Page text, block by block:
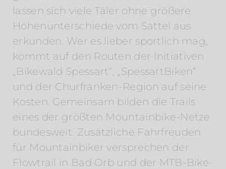
lassen sich viele Täler ohne größere
Höhenunterschiede vom Sattel aus
erkunden. Wer es lieber sportlich mag,
kommt auf den Routen der Initiativen
„Bikewald Spessart“, „SpessartBiken“
und der Churfranken-Region auf seine
Kosten. Gemeinsam bilden die Trails
eines der größten Mountainbike-Netze
bundesweit. Zusätzliche Fahrfreuden
für Mountainbiker versprechen der
Flowtrail in Bad Orb und der MTB-Bike-